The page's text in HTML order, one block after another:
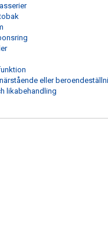
eller
likabehandling